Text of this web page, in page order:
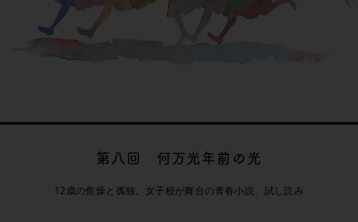
第八回 何万光年前の光
12歳の焦燥と孤独。女子校が舞台の青春小説、試し読み